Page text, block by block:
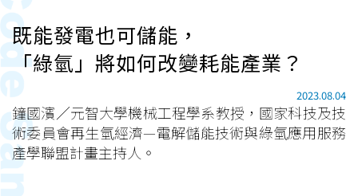
既能發電也可儲能，
「綠氫」將如何改變耗能產業？
2023.08.04
鐘國濱／元智大學機械工程學系教授，國家科技及技
術委員會再生氫經濟—電解儲能技術與綠氫應用服務
產學聯盟計畫主持人。